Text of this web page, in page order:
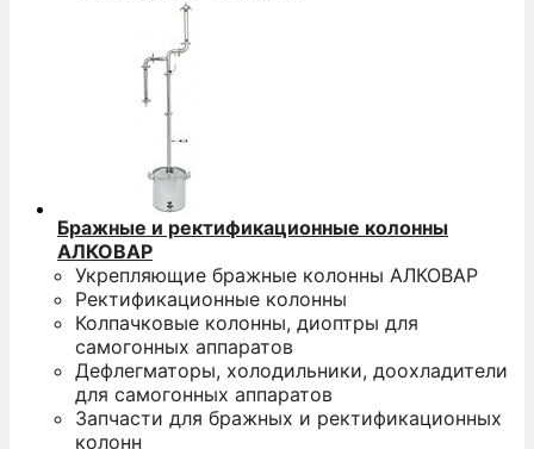
Бражные и ректификационные колонны
АЛКОВАР
Укрепляющие бражные колонны АЛКОВАР
Ректификационные колонны
Колпачковые колонны, диоптры для
самогонных аппаратов
Дефлегматоры, холодильники, доохладители
для самогонных аппаратов
Запчасти для бражных и ректификационных
колонн